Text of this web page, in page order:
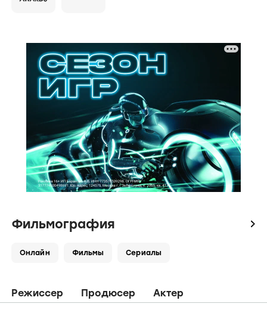
Фильмография icon
Онлайн Фильмы Сериалы
Режиссер Продюсер Актер